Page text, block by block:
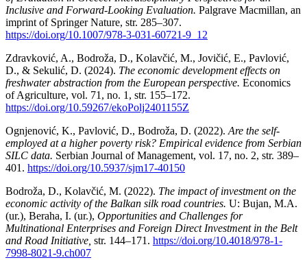
Inclusive and Forward-Looking Evaluation. Palgrave Macmillan, an
imprint of Springer Nature, str. 285–307.
https://doi.org/10.1007/978-3-031-60721-9_12
Zdravković, A., Bodroža, D., Kolavčić, M., Jovičić, E., Pavlović,
D., & Sekulić, D. (2024). The economic development effects on
freshwater abstraction from the European perspective. Economics
of Agriculture, vol. 71, no. 1, str. 155–172.
https://doi.org/10.59267/ekoPolj2401155Z
Ognjenović, K., Pavlović, D., Bodroža, D. (2022).Are the self-
employed at a higher poverty risk? Empirical evidence from Serbian
SILC data. Serbian Journal of Management, vol. 17, no. 2, str. 389–
401. https://doi.org/10.5937/sjm17-40150
Bodroža, D., Kolavčić, M. (2022). The impact of investment on the
economic activity of the Balkan silk road countries. U: Bujan, M.A.
(ur.), Beraha, I. (ur.), Opportunities and Challenges for
Multinational Enterprises and Foreign Direct Investment in the Belt
and Road Initiative, str. 144–171. https://doi.org/10.4018/978-1-
7998-8021-9.ch007